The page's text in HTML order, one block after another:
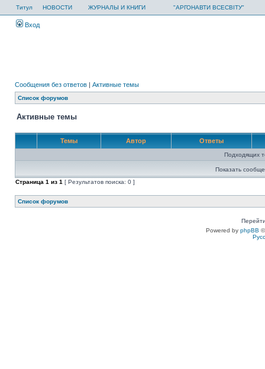
Титул НОВОСТИ ЖУРНАЛЫ И КНИГИ "АРГОНАВТИ ВСЕСВІТУ"
Вход
Сообщения без ответов | Активные темы
Список форумов
Активные темы
Темы Автор Ответы
Подходящих
Показать
Страница 1 из 1 [ Результатов поиска: 0 ]
Список форумов
Powered by phpBB